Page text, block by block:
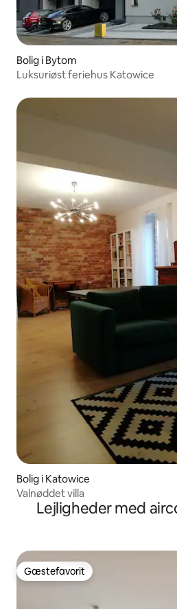
Bolig i Bytom
Luksuriøst feriehus Katowice
Bolig i Katowice
Valnøddet villa
Lejligheder med
Gæstefavorit
Gæstefavorit